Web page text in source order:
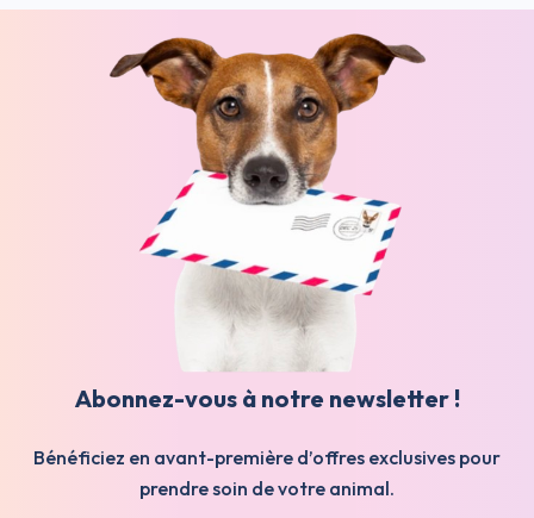
Abonnez-vous à notre newsletter !
Bénéficiez en avant-première d’offres exclusives pour
prendre soin de votre animal.